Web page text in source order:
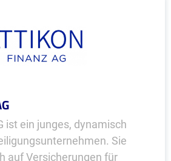
ist ein junges, dynamisch
Sie
auf Versicherungen für